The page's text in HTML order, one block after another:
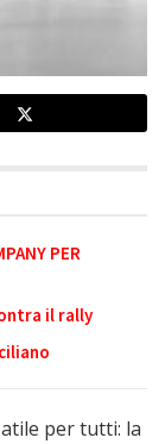
PER
il rally
per tutti: la